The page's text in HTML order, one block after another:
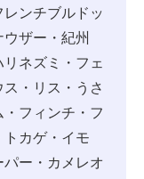
ンチブルドッ
ザー・紀州
ネズミ・フェ
・リス・うさ
フィンチ・フ
トカゲ・イモ
パー・カメレオ